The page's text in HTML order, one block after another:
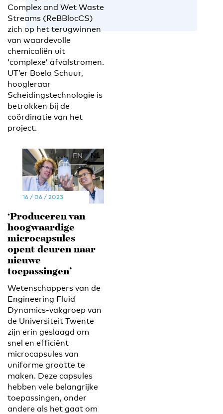
Complex and Wet Waste
Streams (ReBBlocCS)
zich op het terugwinnen
van waardevolle
chemicaliën uit
‘complexe’ afvalstromen.
UT’er Boelo Schuur,
hoogleraar
Scheidingstechnologie is
betrokken bij de
coördinatie van het
project.
EN NL
16 / 06 / 2023
‘Produceren van
hoogwaardige
microcapsules
opent deuren naar
nieuwe
toepassingen’
Wetenschappers van de
Engineering Fluid
Dynamics-vakgroep van
de Universiteit Twente
zijn erin geslaagd om
snel en efficiënt
microcapsules van
uniforme grootte te
maken. Deze capsules
hebben vele belangrijke
toepassingen, onder
andere als het gaat om